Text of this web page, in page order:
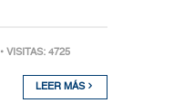
• VISITAS: 4725
LEER MÁS